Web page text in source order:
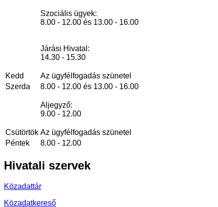
Szociális ügyek:
8.00 - 12.00 és 13.00 - 16.00
Járási Hivatal:
14.30 - 15.30
Kedd
Az ügyfélfogadás szünetel
Szerda
8.00 - 12.00 és 13.00 - 16.00
Aljegyző:
9.00 - 12.00
Csütörtök Az ügyfélfogadás szünetel
Péntek
8.00 - 12.00
Hivatali szervek
Közadattár
Közadatkereső